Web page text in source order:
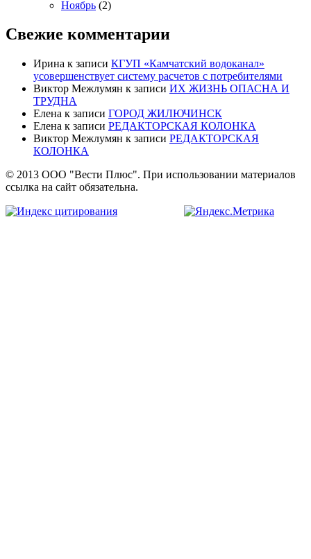
Ноябрь (2)
Свежие комментарии
Ирина к записи КГУП «Камчатский водоканал»
усовершенствует систему расчетов с потребителями
Виктор Межлумян к записи ИХ ЖИЗНЬ ОПАСНА И
ТРУДНА
Елена к записи ГОРОД ЖИЛЮЧИНСК
Елена к записи РЕДАКТОРСКАЯ КОЛОНКА
Виктор Межлумян к записи РЕДАКТОРСКАЯ
КОЛОНКА
© 2013 ООО "Вести Плюс". При использовании материалов
ссылка на сайт обязательна.